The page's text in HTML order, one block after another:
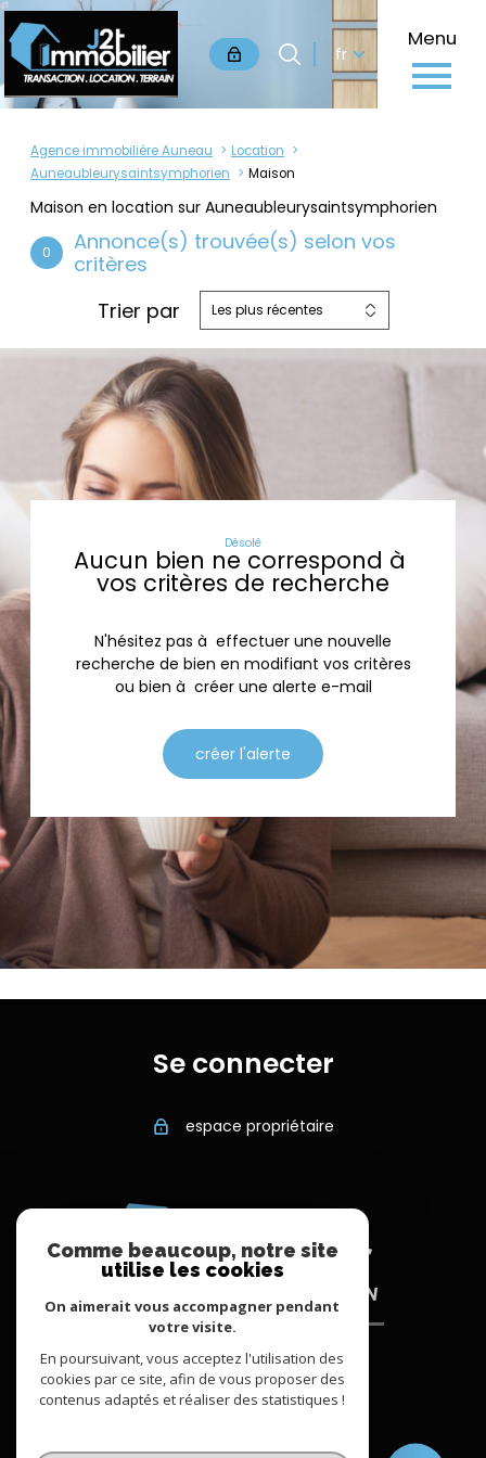
Menu
Langue
fr
Accueil
Langue
fr
Agence immobilière Auneau
Location
Auneaubleurysaintsymphorien
Maison
Maison en location sur Auneaubleurysaintsymphorien
0
Annonce(s) trouvée(s) selon vos
critères
Trier par
Les plus récentes
Désolé
Aucun bien ne correspond à
vos critères de recherche
N'hésitez pas à effectuer une nouvelle
recherche de bien en modifiant vos critères
ou bien à créer une alerte e-mail
créer l'alerte
Se connecter
espace propriétaire
Comme beaucoup, notre site
utilise les cookies
On aimerait vous accompagner pendant
votre visite.
En poursuivant, vous acceptez l'utilisation des
cookies par ce site, afin de vous proposer des
contenus adaptés et réaliser des statistiques !